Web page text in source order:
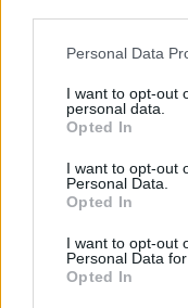
Please note that this
not limited to your
grant or deny
use your data for
consent section.
Personal Data
I want to opt-out
personal data.
Opted In
I want to opt-out
Personal Data.
Opted In
I want to opt-out
Personal Data
Opted In